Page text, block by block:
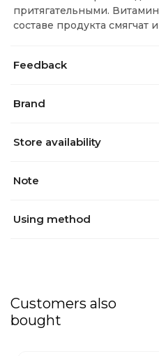
притягательными.
составе продукта смягчат
Feedback
Brand
Store availability
Note
Using method
Customers also
bought